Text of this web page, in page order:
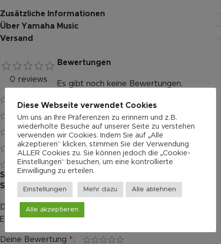
Zusätzliche Informationen
Über Yamaha Music
Versand
0 reviews
0
0
0
0
0
Bewertungen
Es gibt noch keine Bewertungen.
Schreibe die erste Bewertung für „Yamaha SLG200N
SILENT Guitar Tobacco Brown Sunburst“
Deine E-Mail-Adresse wird nicht veröffentlicht.
Erforderliche Felder sind mit
Deine Bewertung *
Alternative:
Diese Webseite verwendet Cookies
Um uns an Ihre Präferenzen zu erinnern und z.B.
wiederholte Besuche auf unserer Seite zu verstehen
verwenden wir Cookies. Indem Sie auf „Alle
akzeptieren“ klicken, stimmen Sie der Verwendung
ALLER Cookies zu. Sie können jedoch die „Cookie-
Einstellungen“ besuchen, um eine kontrollierte
Einwilligung zu erteilen.
Einstellungen Mehr dazu Alle ablehnen
Alle akzeptieren